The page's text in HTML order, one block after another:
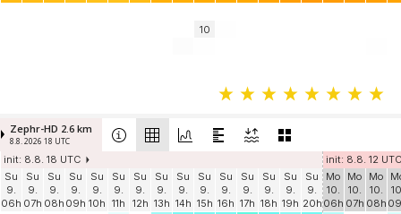
10
Zephr-HD 2.6 km
8.8. 2026 18 UTC
init: 8.8. 18 UTC
init: 8.8. 12 UTC
Su
9.
06h
Su
9.
07h
Su
9.
08h
Su
9.
09h
Su
9.
10h
Su
9.
11h
Su
9.
12h
Su
9.
13h
Su
9.
14h
Su
9.
15h
Su
9.
16h
Su
9.
17h
Su
9.
18h
Su
9.
19h
Su
9.
20h
Mo
10.
06h
Mo
10.
07h
Mo
10.
08h